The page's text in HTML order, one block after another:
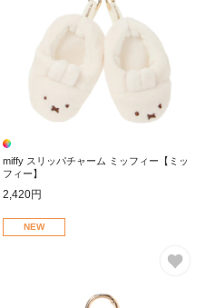
miffy スリッパチャーム ミッフィー【ミッ
フィー】
2,420円
NEW